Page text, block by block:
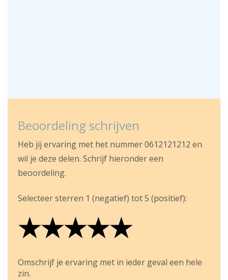
Beoordeling schrijven
Heb jij ervaring met het nummer 0612121212 en
wil je deze delen. Schrijf hieronder een
beoordeling.
Selecteer sterren 1 (negatief) tot 5 (positief):
★
★★
★★★
★★★★
★★★★★
Omschrijf je ervaring met in ieder geval een hele
zin.